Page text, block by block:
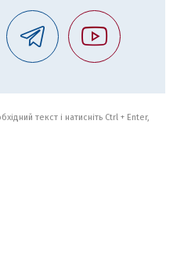
текст і натисніть Ctrl + Enter,